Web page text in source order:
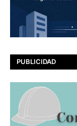
PUBLICIDAD